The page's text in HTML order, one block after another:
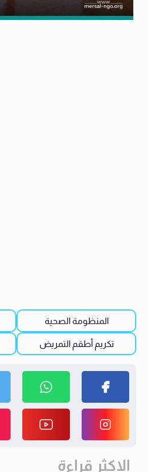
المنظومة الصحية
تكريم أطقم التمريض
الاكثر قراءة